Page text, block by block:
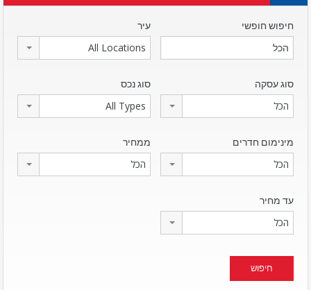
חיפוש חופשי עיר
All Locations
סוג עסקה
הכל
סוג נכס
All Types
מינימום חדרים
הכל
ממחיר
הכל
עד מחיר
הכל